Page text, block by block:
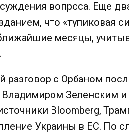
вопроса. Еще
что «тупиковая
месяцы,
разговор с Орбаном
Зеленским
Bloomberg,
Украины в ЕС. По